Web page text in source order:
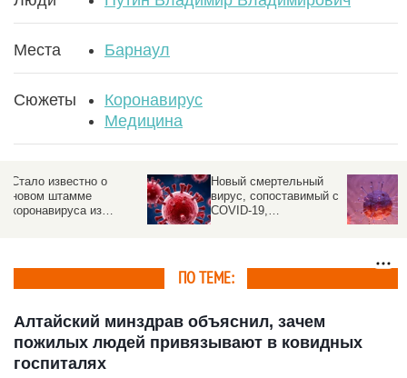
Места Барнаул
Сюжеты
Коронавирус
Медицина
Новый страшный вирус
нарушил спокойствие
человечества
Стало известно о
новом штамме
коронавируса из
ПО ТЕМЕ:
Алтайский минздрав объяснил, зачем
пожилых людей привязывают в ковидных
госпиталях